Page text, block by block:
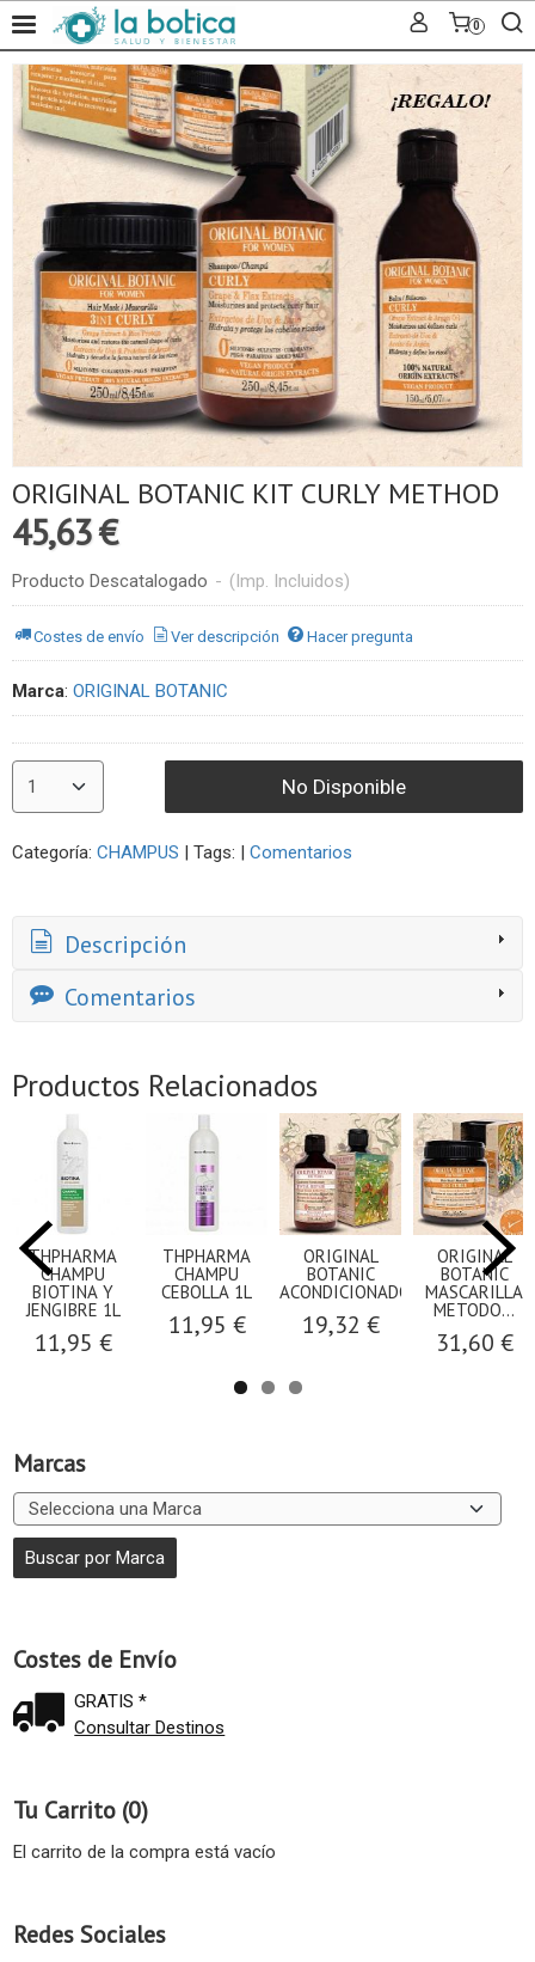
0
Marcas
Costes de Envío
GRATIS *
Consultar Destinos
Tu Carrito (0)
El carrito de la compra está vacío
Redes Sociales
ORIGINAL BOTANIC KIT CURLY METHOD
45,63 €
Producto Descatalogado - (Imp. Incluidos)
Costes de envío Ver descripción Hacer pregunta
Marca: ORIGINAL BOTANIC
No Disponible
Categoría: CHAMPUS Tags: Comentarios
Descripción
Comentarios
Productos Relacionados
THPHARMA
CHAMPU
BIOTINA Y
JENGIBRE 1L
11,95 €
THPHARMA
CHAMPU
CEBOLLA 1L
11,95 €
ORIGINAL
BOTANIC
ACONDICIONADOR...
19,32 €
ORIGINAL
BOTANIC
MASCARILLA
METODO...
31,60 €